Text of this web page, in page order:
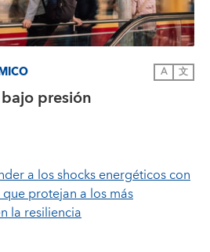
A 文
presión
a los shocks energéticos con
protejan a los más
la resiliencia